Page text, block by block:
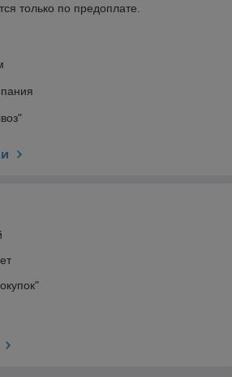
только по предоплате.